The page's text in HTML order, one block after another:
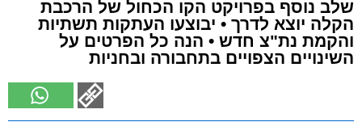
שלב נוסף בפרויקט הקו הכחול של הרכבת
הקלה יוצא לדרך • יבוצעו העתקות תשתיות
והקמת נת"צ חדש • הנה כל הפרטים על
השינויים הצפויים בתחבורה ובחניות